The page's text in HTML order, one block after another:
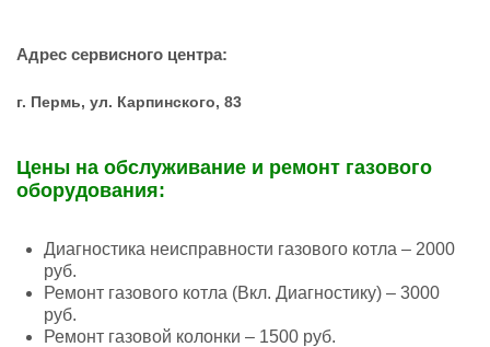
Адрес сервисного центра:
г. Пермь, ул. Карпинского, 83
Цены на обслуживание и ремонт газового
оборудования:
Диагностика неисправности газового котла – 2000
руб.
Ремонт газового котла (Вкл. Диагностику) – 3000
руб.
Ремонт газовой колонки – 1500 руб.